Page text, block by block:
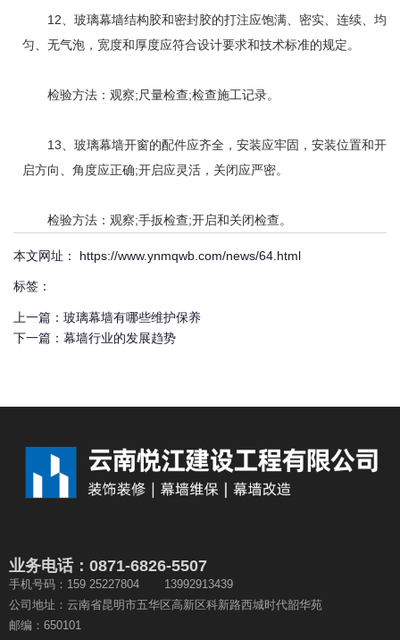
12、玻璃幕墙结构胶和密封胶的打注应饱满、密实、连续、均
匀、无气泡，宽度和厚度应符合设计要求和技术标准的规定。
检验方法：观察;尺量检查;检查施工记录。
13、玻璃幕墙开窗的配件应齐全，安装应牢固，安装位置和开
启方向、角度应正确;开启应灵活，关闭应严密。
检验方法：观察;手扳检查;开启和关闭检查。
本文网址： https://www.ynmqwb.com/news/64.html
标签：
上一篇： 玻璃幕墙有哪些维护保养
下一篇： 幕墙行业的发展趋势
业务电话：0871-6826-5507
手机号码：159 25227804 13992913439
公司地址：云南省昆明市五华区高新区科新路西城时代韶华苑
邮编：650101